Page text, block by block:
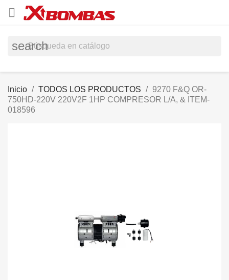

search
Inicio TODOS LOS PRODUCTOS
9270 F&Q OR-
750HD-220V 220V2F 1HP COMPRESOR L/A, & ITEM-
018596